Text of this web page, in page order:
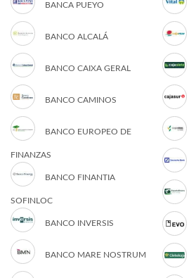
BANCA PUEYO
BANCO ALCALÁ
BANCO CAIXA GERAL
BANCO CAMINOS
BANCO EUROPEO DE
FINANZAS
BANCO FINANTIA
SOFINLOC
BANCO INVERSIS
BANCO MARE NOSTRUM